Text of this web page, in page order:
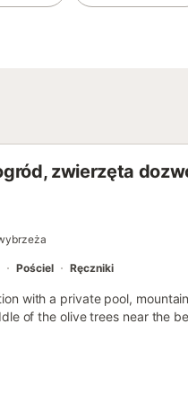
zwierzęta
Pościel Ręczniki
with a private pool,
of the olive trees near the